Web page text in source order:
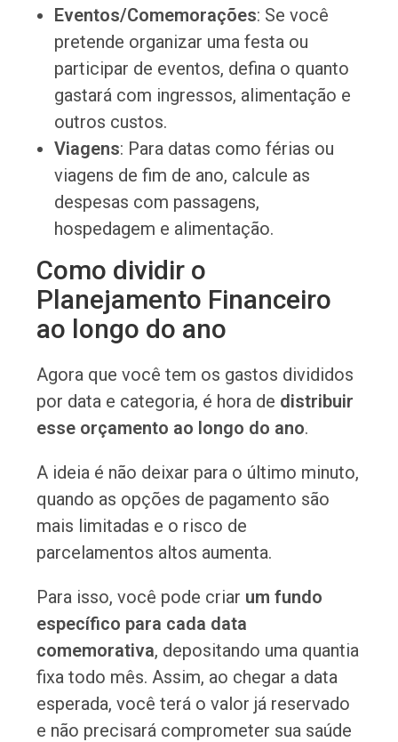
Eventos/Comemorações: Se você
pretende organizar uma festa ou
participar de eventos, defina o quanto
gastará com ingressos, alimentação e
outros custos.
Viagens: Para datas como férias ou
viagens de fim de ano, calcule as
despesas com passagens,
hospedagem e alimentação.
Como dividir o
Planejamento Financeiro
ao longo do ano
Agora que você tem os gastos divididos
por data e categoria, é hora de distribuir
esse orçamento ao longo do ano.
A ideia é não deixar para o último minuto,
quando as opções de pagamento são
mais limitadas e o risco de
parcelamentos altos aumenta.
Para isso, você pode criar um fundo
específico para cada data
comemorativa, depositando uma quantia
fixa todo mês. Assim, ao chegar a data
esperada, você terá o valor já reservado
e não precisará comprometer sua saúde